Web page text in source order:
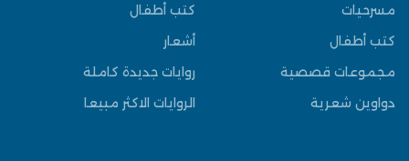
مسرحيات
كتب أطفال
مجموعات قصصية
دواوين شعرية
كتب أطفال
أشعار
روايات جديدة كاملة
الروايات الاكثر مبيعا